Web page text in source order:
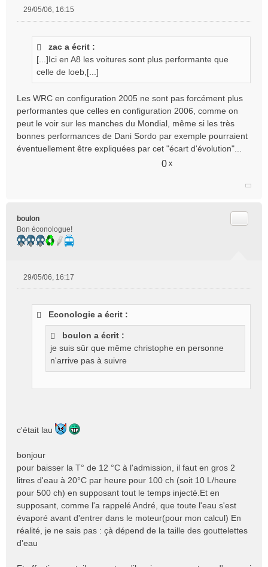
o
n
l
u
29/05/06, 16:15
zac a écrit :
[...]Ici en A8 les voitures sont plus performante que
celle de loeb,[...]
Les WRC en configuration 2005 ne sont pas forcément plus
performantes que celles en configuration 2006, comme on
peut le voir sur les manches du Mondial, même si les très
bonnes performances de Dani Sordo par exemple pourraient
éventuellement être expliquées par cet "écart d'évolution"...
0 x
boulon
Bon éconologue!
29/05/06, 16:17
Econologie a écrit :
boulon a écrit :
je suis sûr que même christophe en personne
n'arrive pas à suivre
c'était lau
bonjour
pour baisser la T° de 12 °C à l'admission, il faut en gros 2
litres d'eau à 20°C par heure pour 100 ch (soit 10 L/heure
pour 500 ch) en supposant tout le temps injecté.Et en
supposant, comme l'a rappelé André, que toute l'eau s'est
évaporé avant d'entrer dans le moteur(pour mon calcul) En
réalité, je ne sais pas : çà dépend de la taille des gouttelettes
d'eau